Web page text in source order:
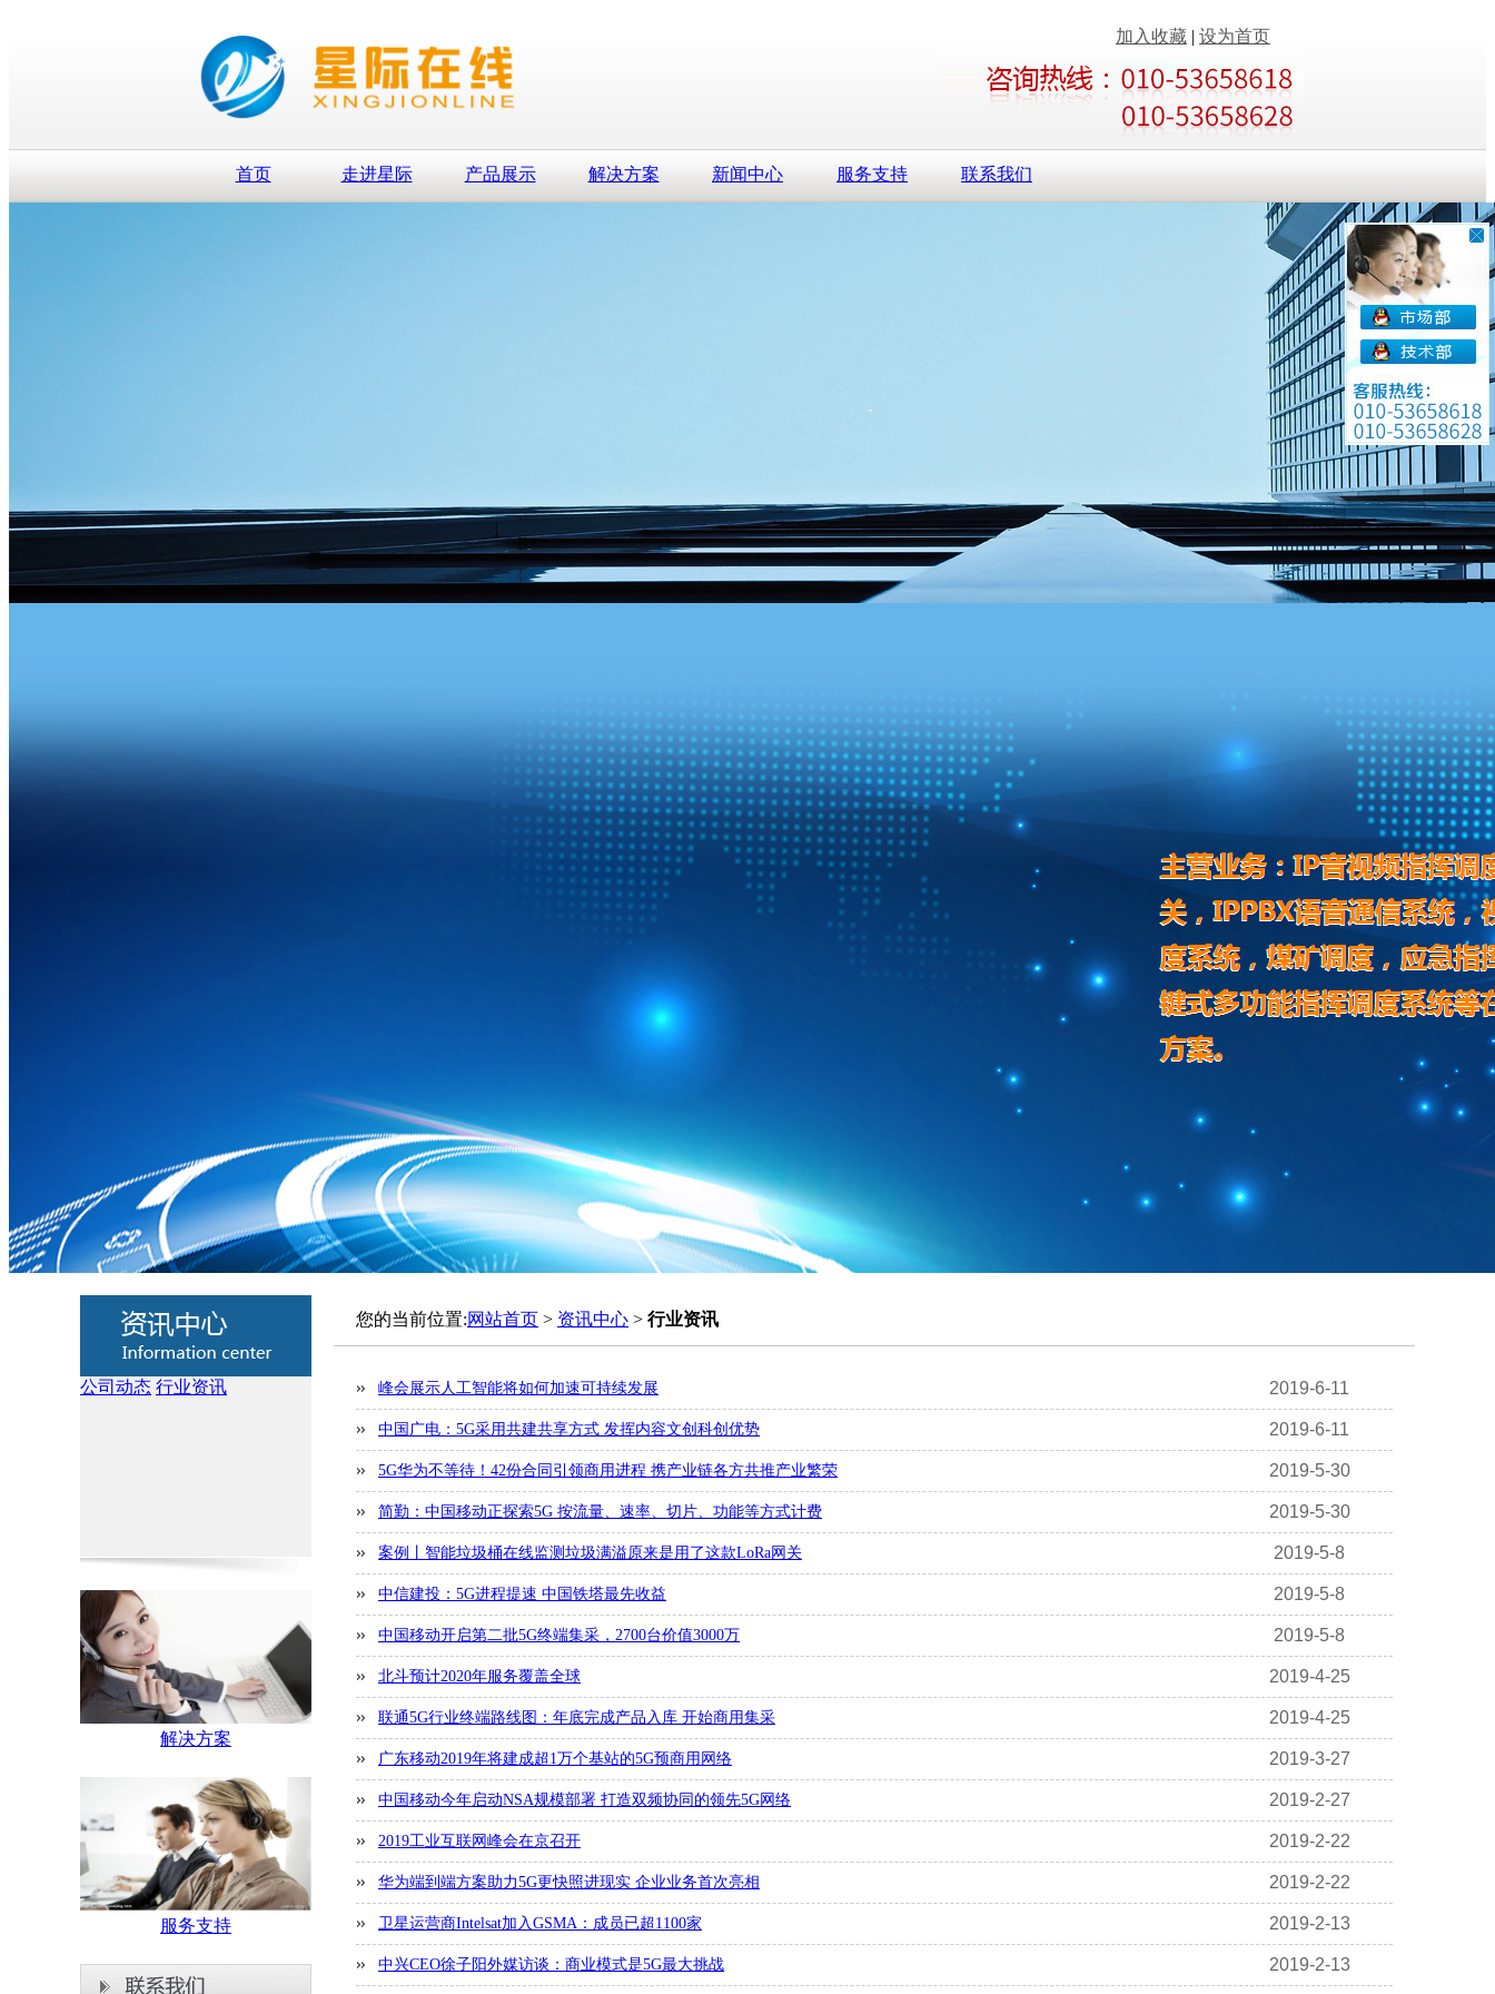
加入收藏 | 设为首页
首页 走进星际 产品展示 解决方案 新闻中心 服务支持 联系我们
公司动态 行业资讯
解决方案
服务支持
您的当前位置:网站首页 > 资讯中心 > 行业资讯
峰会展示人工智能将如何加速可持续发展 2019-6-11
中国广电：5G采用共建共享方式 发挥内容文创科创优势 2019-6-11
5G华为不等待！42份合同引领商用进程 携产业链各方共推产业繁荣 2019-5-30
简勤：中国移动正探索5G 按流量、速率、切片、功能等方式计费 2019-5-30
案例丨智能垃圾桶在线监测垃圾满溢原来是用了这款LoRa网关 2019-5-8
中信建投：5G进程提速 中国铁塔最先收益 2019-5-8
中国移动开启第二批5G终端集采，2700台价值3000万 2019-5-8
北斗预计2020年服务覆盖全球 2019-4-25
联通5G行业终端路线图：年底完成产品入库 开始商用集采 2019-4-25
广东移动2019年将建成超1万个基站的5G预商用网络 2019-3-27
中国移动今年启动NSA规模部署 打造双频协同的领先5G网络 2019-2-27
2019工业互联网峰会在京召开 2019-2-22
华为端到端方案助力5G更快照进现实 企业业务首次亮相 2019-2-22
卫星运营商Intelsat加入GSMA：成员已超1100家 2019-2-13
中兴CEO徐子阳外媒访谈：商业模式是5G最大挑战 2019-2-13